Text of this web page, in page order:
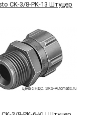
CK-3/8-PK-13 Штуцер